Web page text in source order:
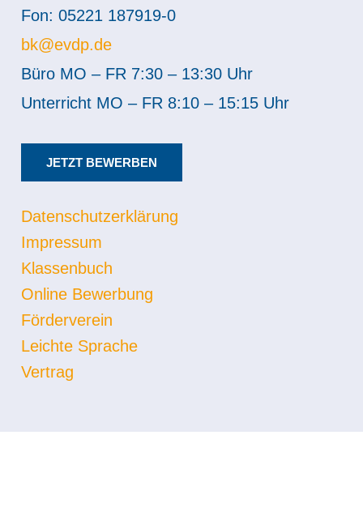
Fon: 05221 187919-0
bk@evdp.de
Büro MO – FR 7:30 – 13:30 Uhr
Unterricht MO – FR 8:10 – 15:15 Uhr
JETZT BEWERBEN
Datenschutzerklärung
Impressum
Klassenbuch
Online Bewerbung
Förderverein
Leichte Sprache
Vertrag